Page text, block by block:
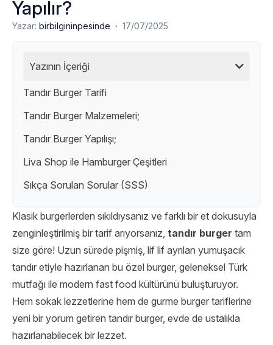
Yapılır?
Yazar: birbilgininpesinde · 17/07/2025
Yazının İçeriği
Tandır Burger Tarifi
Tandır Burger Malzemeleri;
Tandır Burger Yapılışı;
Liva Shop ile Hamburger Çeşitleri
Sıkça Sorulan Sorular (SSS)
Klasik burgerlerden sıkıldıysanız ve farklı bir et dokusuyla
zenginleştirilmiş bir tarif arıyorsanız, tandır burger tam
size göre! Uzun sürede pişmiş, lif lif ayrılan yumuşacık
tandır etiyle hazırlanan bu özel burger, geleneksel Türk
mutfağı ile modern fast food kültürünü buluşturuyor.
Hem sokak lezzetlerine hem de gurme burger tariflerine
yeni bir yorum getiren tandır burger, evde de ustalıkla
hazırlanabilecek bir lezzet.